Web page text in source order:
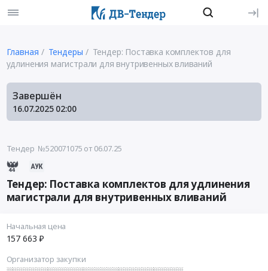
Главная Тендеры
Тендер: Поставка комплектов для
удлинения магистрали для внутривенных вливаний
Завершён
16.07.2025 02:00
Тендер №520071075 от 06.07.25
Тендер: Поставка комплектов для удлинения
магистрали для внутривенных вливаний
Начальная цена
157 663 ₽
Организатор закупки